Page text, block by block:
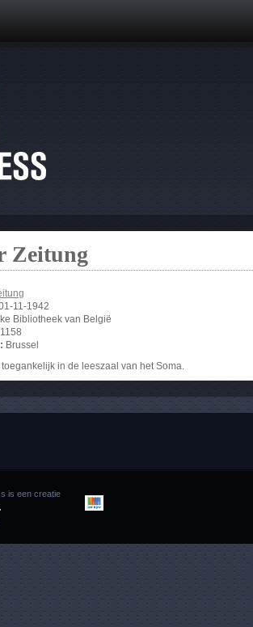
Zeitung
11-1942
Bibliotheek van België
Brussel
in de leeszaal van het Soma.
is een creatie